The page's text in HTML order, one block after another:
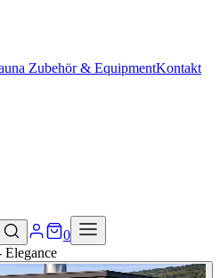
Zubehör & EquipmentKontakt
0
Elegance